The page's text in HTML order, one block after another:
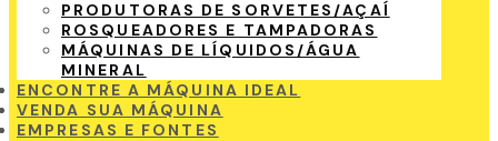
PRODUTORAS DE SORVETES/AÇAÍ
ROSQUEADORES E TAMPADORAS
MÁQUINAS DE LÍQUIDOS/ÁGUA
MINERAL
ENCONTRE A MÁQUINA IDEAL
VENDA SUA MÁQUINA
EMPRESAS E FONTES